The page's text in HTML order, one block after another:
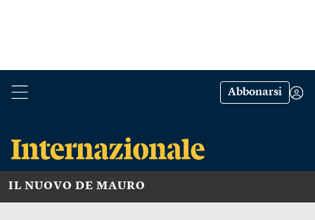
Abbonarsi
IL NUOVO DE MAURO